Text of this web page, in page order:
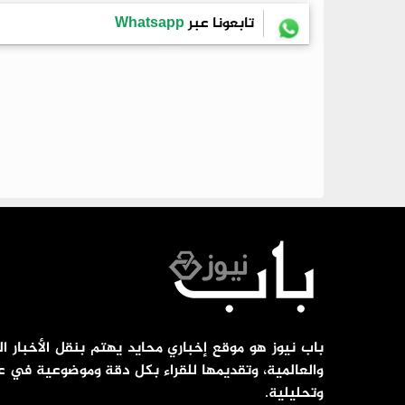
تابعونا عبرWhatsapp
باب نيوز هو موقع إخباري محايد يهتم بنقل الأخبار
والعالمية، وتقديمها للقراء بكل دقة وموضوعية في
وتحليلية.